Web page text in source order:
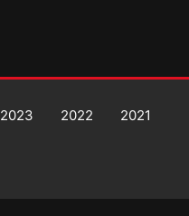
2023 2022 2021